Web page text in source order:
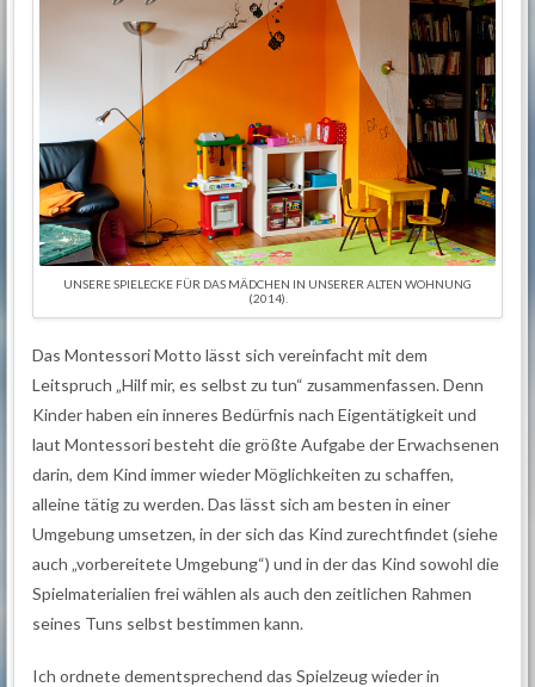
UNSERE SPIELECKE FÜR DAS MÄDCHEN IN UNSERER ALTEN WOHNUNG
(2014).
Das Montessori Motto lässt sich vereinfacht mit dem
Leitspruch „Hilf mir, es selbst zu tun“ zusammenfassen. Denn
Kinder haben ein inneres Bedürfnis nach Eigentätigkeit und
laut Montessori besteht die größte Aufgabe der Erwachsenen
darin, dem Kind immer wieder Möglichkeiten zu schaffen,
alleine tätig zu werden. Das lässt sich am besten in einer
Umgebung umsetzen, in der sich das Kind zurechtfindet (siehe
auch „vorbereitete Umgebung“) und in der das Kind sowohl die
Spielmaterialien frei wählen als auch den zeitlichen Rahmen
seines Tuns selbst bestimmen kann.
Ich ordnete dementsprechend das Spielzeug wieder in